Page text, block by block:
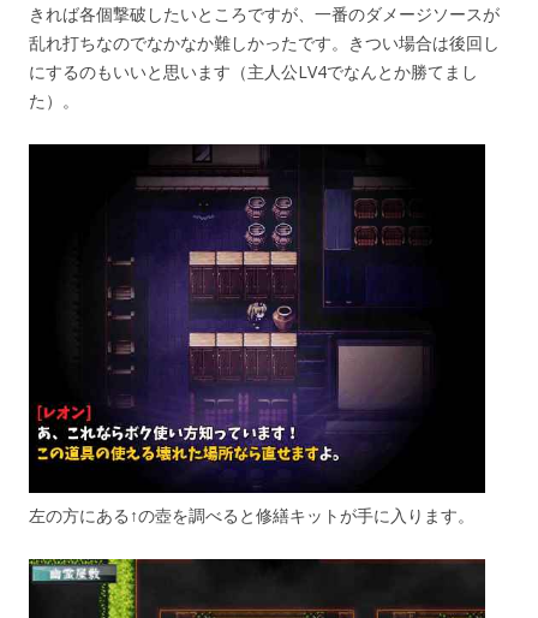
きれば各個撃破したいところですが、一番のダメージソースが
乱れ打ちなのでなかなか難しかったです。きつい場合は後回し
にするのもいいと思います（主人公LV4でなんとか勝てまし
た）。
左の方にある↑の壺を調べると修繕キットが手に入ります。